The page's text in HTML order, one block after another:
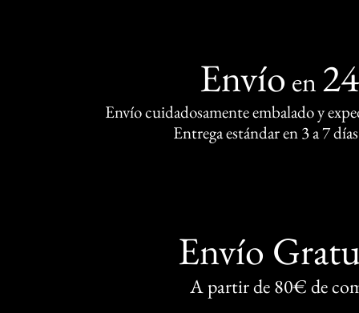
Envío en
Envío cuidadosamente embalado y
Entrega estándar en 3 a 7
Envío
A partir de 80€ de